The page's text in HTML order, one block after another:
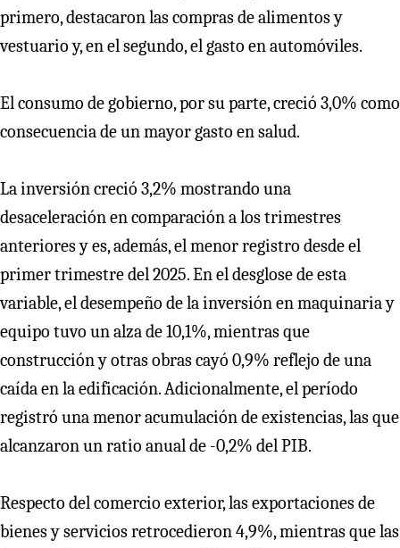
primero, destacaron las compras de alimentos y
vestuario y, en el segundo, el gasto en automóviles.
El consumo de gobierno, por su parte, creció 3,0% como
consecuencia de un mayor gasto en salud.
La inversión creció 3,2% mostrando una
desaceleración en comparación a los trimestres
anteriores y es, además, el menor registro desde el
primer trimestre del 2025. En el desglose de esta
variable, el desempeño de la inversión en maquinaria y
equipo tuvo un alza de 10,1%, mientras que
construcción y otras obras cayó 0,9% reflejo de una
caída en la edificación. Adicionalmente, el período
registró una menor acumulación de existencias, las que
alcanzaron un ratio anual de -0,2% del PIB.
Respecto del comercio exterior, las exportaciones de
bienes y servicios retrocedieron 4,9%, mientras que las